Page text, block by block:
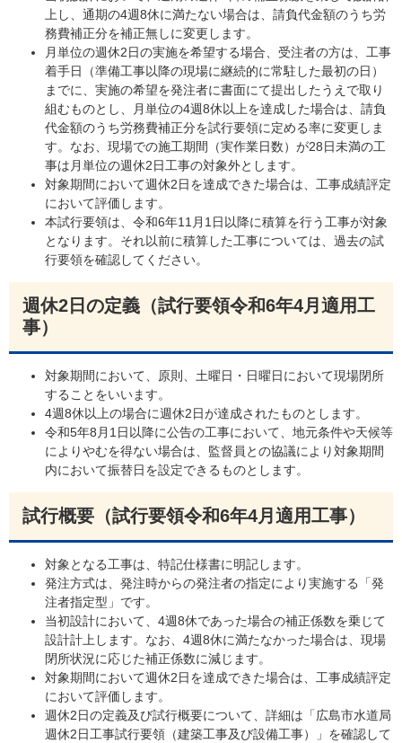
上し、通期の4週8休に満たない場合は、請負代金額のうち労
務費補正分を補正無しに変更します。
月単位の週休2日の実施を希望する場合、受注者の方は、工事
着手日（準備工事以降の現場に継続的に常駐した最初の日）
までに、実施の希望を発注者に書面にて提出したうえで取り
組むものとし、月単位の4週8休以上を達成した場合は、請負
代金額のうち労務費補正分を試行要領に定める率に変更しま
す。なお、現場での施工期間（実作業日数）が28日未満の工
事は月単位の週休2日工事の対象外とします。
対象期間において週休2日を達成できた場合は、工事成績評定
において評価します。
本試行要領は、令和6年11月1日以降に積算を行う工事が対象
となります。それ以前に積算した工事については、過去の試
行要領を確認してください。
週休2日の定義（試行要領令和6年4月適用工
事）
対象期間において、原則、土曜日・日曜日において現場閉所
することをいいます。
4週8休以上の場合に週休2日が達成されたものとします。
令和5年8月1日以降に公告の工事において、地元条件や天候等
によりやむを得ない場合は、監督員との協議により対象期間
内において振替日を設定できるものとします。
試行概要（試行要領令和6年4月適用工事）
対象となる工事は、特記仕様書に明記します。
発注方式は、発注時からの発注者の指定により実施する「発
注者指定型」です。
当初設計において、4週8休であった場合の補正係数を乗じて
設計計上します。なお、4週8休に満たなかった場合は、現場
閉所状況に応じた補正係数に減じます。
対象期間において週休2日を達成できた場合は、工事成績評定
において評価します。
週休2日の定義及び試行概要について、詳細は「広島市水道局
週休2日工事試行要領（建築工事及び設備工事）」を確認して